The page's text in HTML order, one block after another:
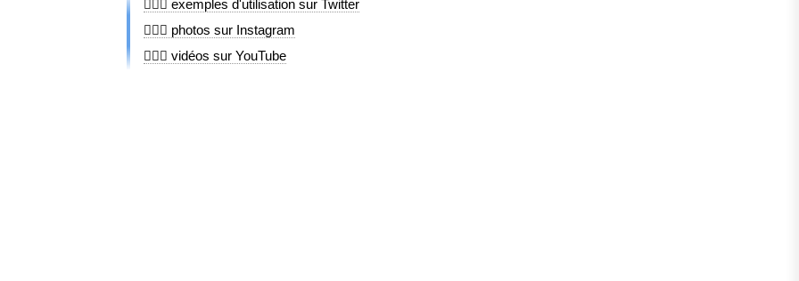
🦸🏽‍♂️ exemples d'utilisation sur Twitter
🦸🏽‍♂️ photos sur Instagram
🦸🏽‍♂️ vidéos sur YouTube